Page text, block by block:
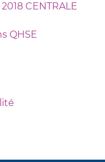
CENTRALE
QHSE